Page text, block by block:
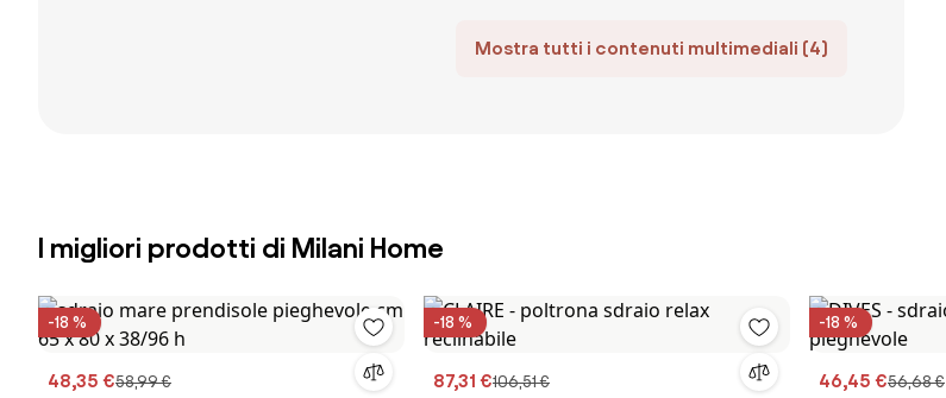
Mostra tutti i contenuti multimediali (4)
I migliori prodotti di Milani Home
-18 %
48,35 €58,99 €
-18 %
87,31 €106,51 €
-18 %
46,45 €56,68 €